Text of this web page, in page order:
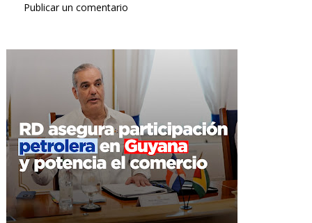
Publicar un comentario